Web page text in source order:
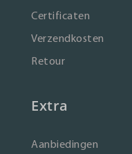
Certificaten
Verzendkosten
Retour
Extra
Aanbiedingen